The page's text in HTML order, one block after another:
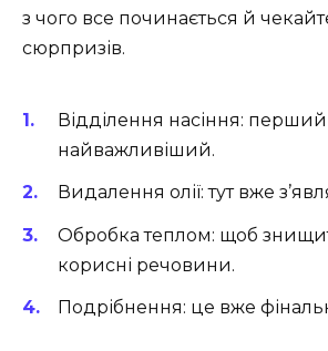
з чого все починається й
сюрпризів.
Відділення насіння:
найважливіший.
Видалення олії: тут вже
Обробка теплом: щоб
корисні речовини.
Подрібнення: це вже